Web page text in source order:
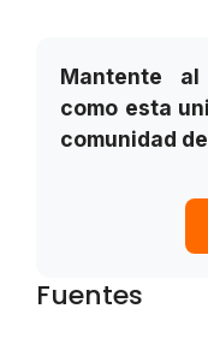
Mantente
como esta
comunidad
Fuentes